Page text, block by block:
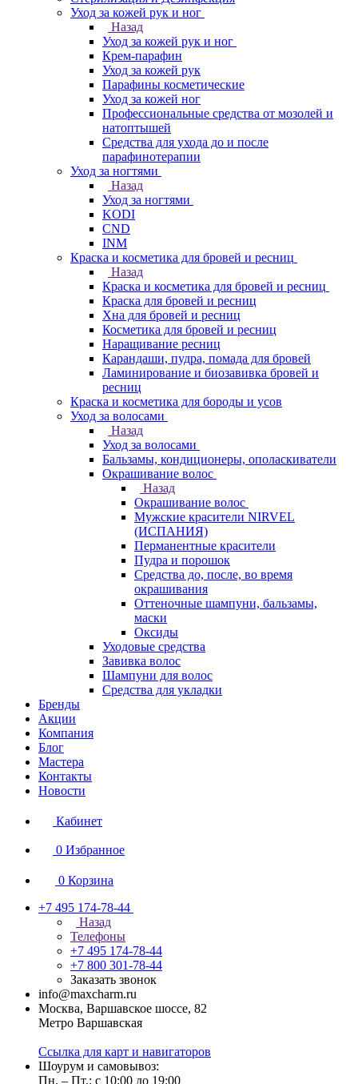
Уход за кожей рук и ног
Назад
Уход за кожей рук и ног
Крем-парафин
Уход за кожей рук
Парафины косметические
Уход за кожей ног
Профессиональные средства от мозолей и
натоптышей
Средства для ухода до и после
парафинотерапии
Уход за ногтями
Назад
Уход за ногтями
KODI
CND
INM
Краска и косметика для бровей и ресниц
Назад
Краска и косметика для бровей и ресниц
Краска для бровей и ресниц
Хна для бровей и ресниц
Косметика для бровей и ресниц
Наращивание ресниц
Карандаши, пудра, помада для бровей
Ламинирование и биозавивка бровей и
ресниц
Краска и косметика для бороды и усов
Уход за волосами
Назад
Уход за волосами
Бальзамы, кондиционеры, ополаскиватели
Окрашивание волос
Назад
Окрашивание волос
Мужские красители NIRVEL
(ИСПАНИЯ)
Перманентные красители
Пудра и порошок
Средства до, после, во время
окрашивания
Оттеночные шампуни, бальзамы,
маски
Оксиды
Уходовые средства
Завивка волос
Шампуни для волос
Средства для укладки
Бренды
Акции
Компания
Блог
Мастера
Контакты
Новости
Кабинет
0 Избранное
0 Корзина
+7 495 174-78-44
Назад
Телефоны
+7 495 174-78-44
+7 800 301-78-44
Заказать звонок
info@maxcharm.ru
Москва, Варшавское шоссе, 82
Метро Варшавская
Ссылка для карт и навигаторов
Шоурум и самовывоз:
Пн. – Пт.: с 10:00 до 19:00